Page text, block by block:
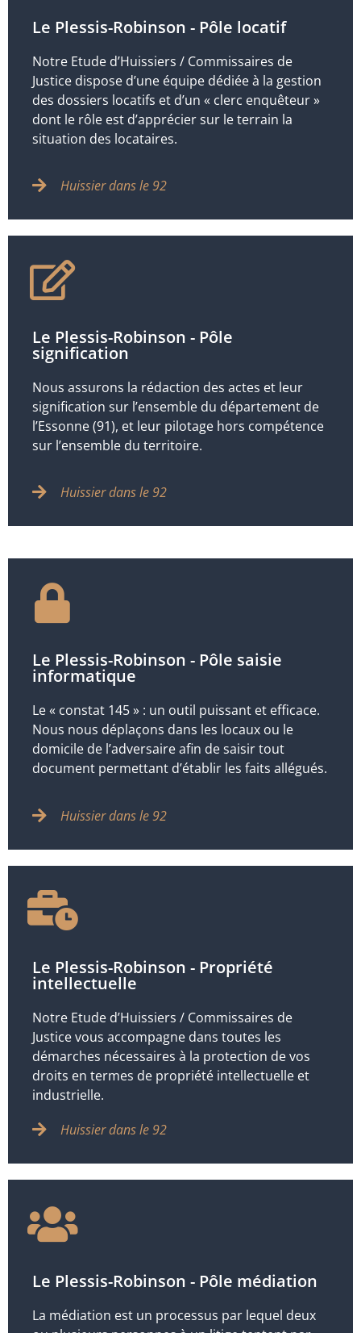
Le Plessis-Robinson - Pôle locatif
Notre Etude d’Huissiers / Commissaires de
Justice dispose d’une équipe dédiée à la gestion
des dossiers locatifs et d’un « clerc enquêteur »
dont le rôle est d’apprécier sur le terrain la
situation des locataires.
Huissier dans le 92
Le Plessis-Robinson - Pôle
signification
Nous assurons la rédaction des actes et leur
signification sur l’ensemble du département de
l’Essonne (91), et leur pilotage hors compétence
sur l’ensemble du territoire.
Huissier dans le 92
Le Plessis-Robinson - Pôle saisie
informatique
Le « constat 145 » : un outil puissant et efficace.
Nous nous déplaçons dans les locaux ou le
domicile de l’adversaire afin de saisir tout
document permettant d’établir les faits allégués.
Huissier dans le 92
Le Plessis-Robinson - Propriété
intellectuelle
Notre Etude d’Huissiers / Commissaires de
Justice vous accompagne dans toutes les
démarches nécessaires à la protection de vos
droits en termes de propriété intellectuelle et
industrielle.
Huissier dans le 92
Le Plessis-Robinson - Pôle médiation
La médiation est un processus par lequel deux